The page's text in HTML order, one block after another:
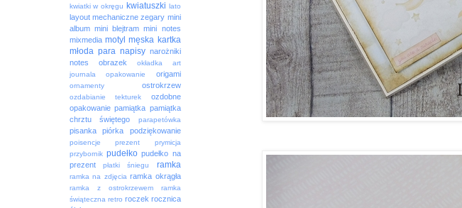
kwiatki w okręgu kwiatuszki lato
layout mechaniczne zegary mini
album mini blejtram mini notes
mixmedia motyl męska kartka
młoda para napisy narożniki
notes
obrazek
okładka art
journala
opakowanie origami
ornamenty ostrokrzew
ozdabianie tekturek
ozdobne
opakowanie pamiątka pamiątka
chrztu świętego
parapetówka
pisanka piórka podziękowanie
poisencje prezent
prymicja
przybornik pudełko pudełko na
prezent
płatki śniegu ramka
ramka na zdjęcia ramka okrągła
ramka z ostrokrzewem
ramka
świąteczna retro roczek rocznica